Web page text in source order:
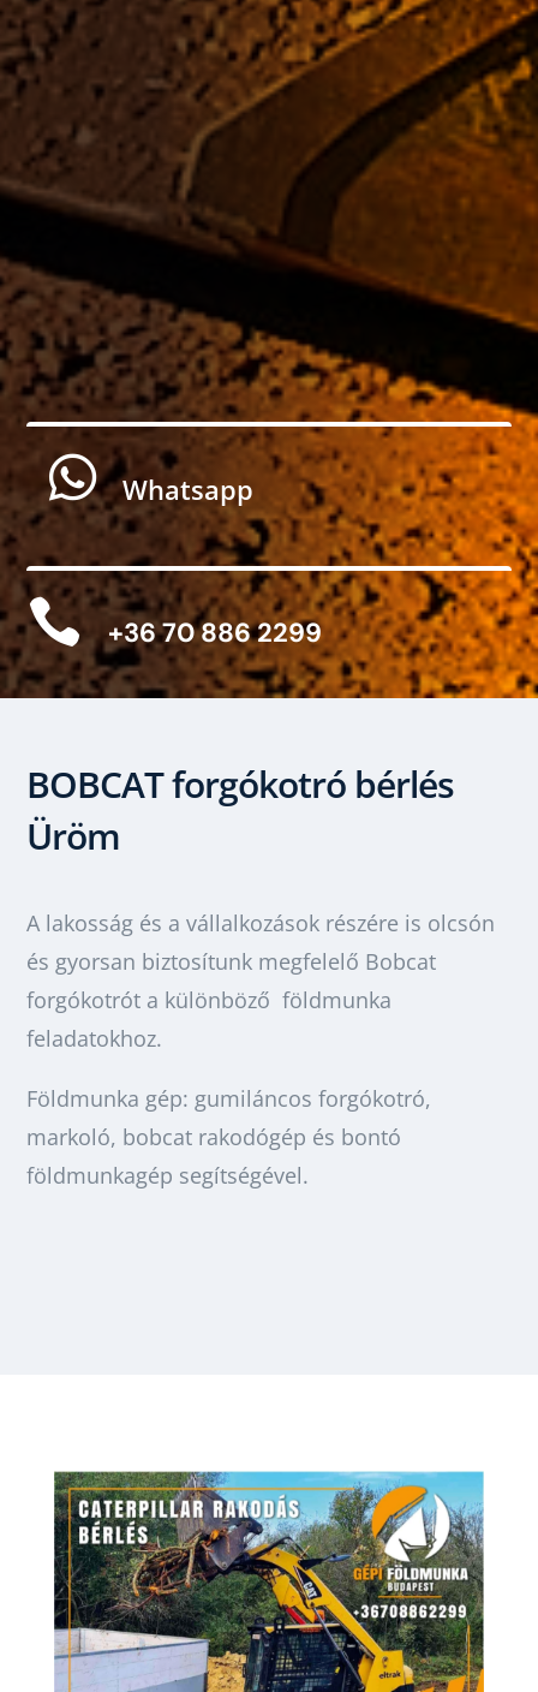
 Whatsapp
 +36 70 886 2299
BOBCAT forgókotró bérlés
Üröm
A lakosság és a vállalkozások részére is olcsón
és gyorsan biztosítunk megfelelő Bobcat
forgókotrót a különböző földmunka
feladatokhoz.
Földmunka gép: gumiláncos forgókotró,
markoló, bobcat rakodógép és bontó
földmunkagép segítségével.